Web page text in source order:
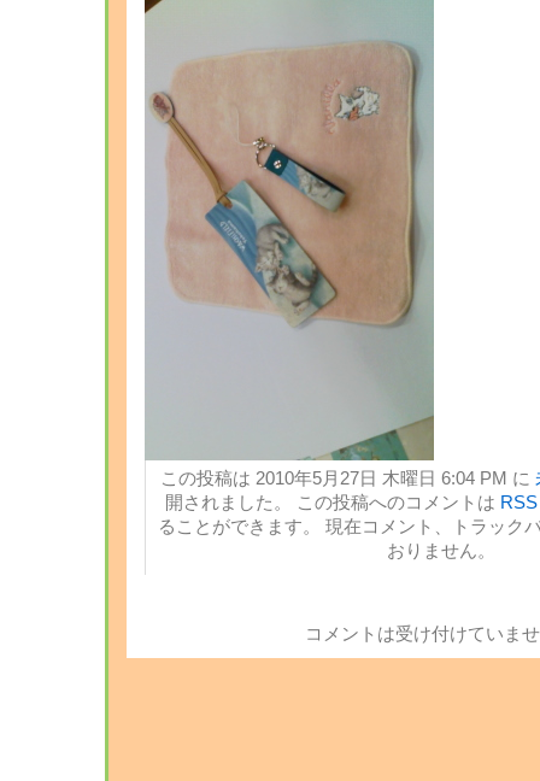
この投稿は 2010年5月27日 木曜日 6:04 PM に
開されました。 この投稿へのコメントは
ることができます。 現在コメント、トラック
おりません。
コメントは受け付けていま